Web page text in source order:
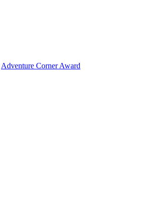
Adventure Corner Award